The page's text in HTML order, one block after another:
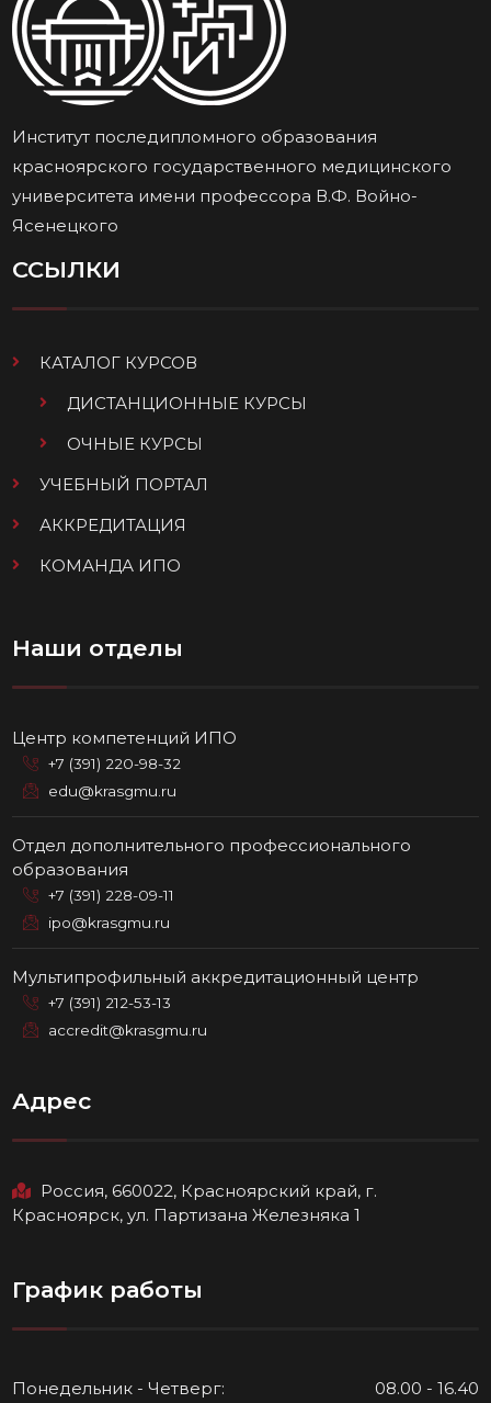
Институт последипломного образования
красноярского государственного медицинского
университета имени профессора В.Ф. Войно-
Ясенецкого
ССЫЛКИ
КАТАЛОГ КУРСОВ
ДИСТАНЦИОННЫЕ КУРСЫ
ОЧНЫЕ КУРСЫ
УЧЕБНЫЙ ПОРТАЛ
АККРЕДИТАЦИЯ
КОМАНДА ИПО
Наши отделы
Центр компетенций ИПО
+7 (391) 220-98-32
edu@krasgmu.ru
Отдел дополнительного профессионального
образования
+7 (391) 228-09-11
ipo@krasgmu.ru
Мультипрофильный аккредитационный центр
+7 (391) 212-53-13
accredit@krasgmu.ru
Адрес
Россия, 660022, Красноярский край, г.
Красноярск, ул. Партизана Железняка 1
График работы
Понедельник - Четверг: 08.00 - 16.40